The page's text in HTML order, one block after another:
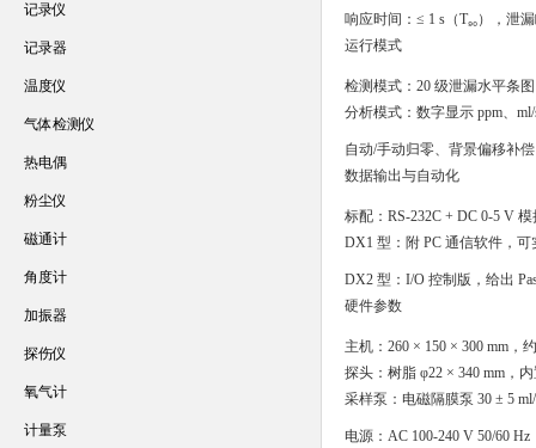
响应时间：≤ 1 s（T₉₀），泄
运行模式
检测模式：20 级泄漏水平条
分析模式：数字显示 ppm、
自动/手动归零、背景偏移补
数据输出与自动化
标配：RS-232C + DC 0-5 V
DX1 型：附 PC 通信软件，
DX2 型：I/O 控制版，给出
硬件参数
主机：260 × 150 × 300 mm，
探头：树脂 φ22 × 340 mm，
采样泵：电磁隔膜泵 30 ± 5
电源：AC 100-240 V 50/60
记录仪
记录器
温度仪
气体检测仪
热电偶
粉尘仪
磁通计
角度计
加振器
探伤仪
氧气计
计量泵